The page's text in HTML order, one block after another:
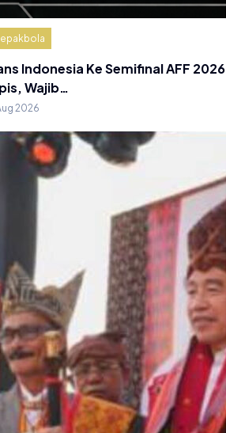
Indonesia Ke Semifinal AFF 2026
Wajib…
2026